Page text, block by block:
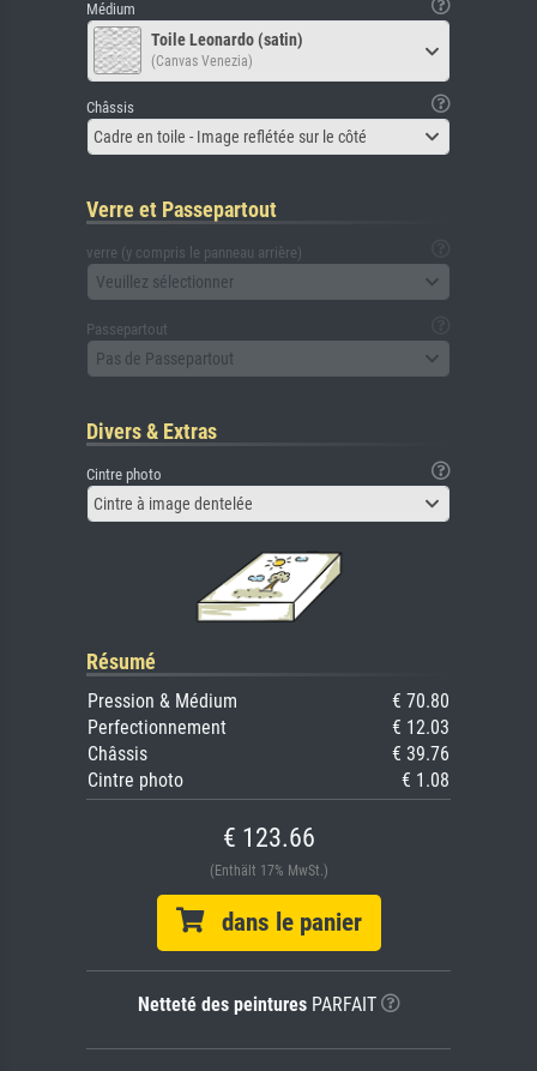
Médium
Toile Leonardo (satin)
(Canvas Venezia)
Châssis
Cadre en toile - Image reflétée sur le côté
Verre et Passepartout
verre (y compris le panneau arrière)
Veuillez sélectionner
Passepartout
Pas de Passepartout
Divers & Extras
Cintre photo
Cintre à image dentelée
Résumé
Pression & Médium
€ 70.80
Perfectionnement
€ 12.03
Châssis
€ 39.76
Cintre photo
€ 1.08
€ 123.66
(Enthält 17% MwSt.)
dans le panier
Netteté des peinturesPARFAIT